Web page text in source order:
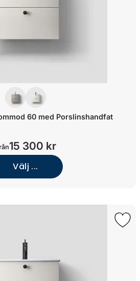
60 med Porslinshandfat
15 300 kr
Välj ...